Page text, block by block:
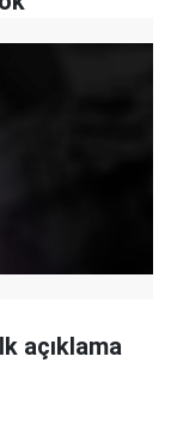
açıklama